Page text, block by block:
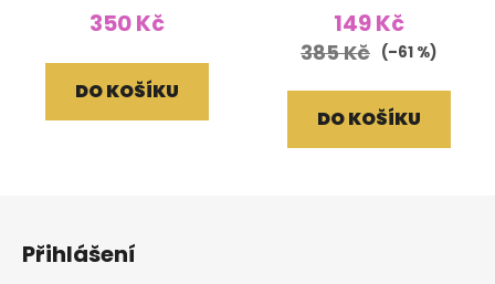
350 Kč
DO KOŠÍKU
149 Kč
385 Kč (–61 %)
DO KOŠÍKU
Přihlášení